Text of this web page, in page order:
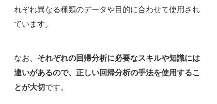
れぞれ異なる種類のデータや目的に合わせて使用され
ています。
なお、 それぞれの回帰分析に必要なスキルや知識には
違いがあるので、正しい回帰分析の手法を使用するこ
とが大切です。